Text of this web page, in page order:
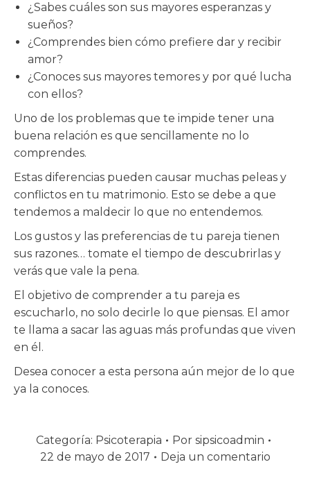
¿Sabes cuáles son sus mayores esperanzas y
sueños?
¿Comprendes bien cómo prefiere dar y recibir
amor?
¿Conoces sus mayores temores y por qué lucha
con ellos?
Uno de los problemas que te impide tener una
buena relación es que sencillamente no lo
comprendes.
Estas diferencias pueden causar muchas peleas y
conflictos en tu matrimonio. Esto se debe a que
tendemos a maldecir lo que no entendemos.
Los gustos y las preferencias de tu pareja tienen
sus razones… tomate el tiempo de descubrirlas y
verás que vale la pena.
El objetivo de comprender a tu pareja es
escucharlo, no solo decirle lo que piensas. El amor
te llama a sacar las aguas más profundas que viven
en él.
Desea conocer a esta persona aún mejor de lo que
ya la conoces.
Categoría: Psicoterapia Por sipsicoadmin
22 de mayo de 2017
Deja un comentario